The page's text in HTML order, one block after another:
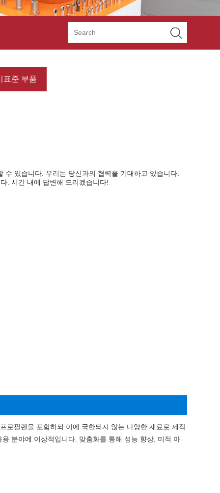
표준 부품
있습니다. 우리는 당신과의 협력을 기대하고 있습니다.
. 시간 내에 답변해 드리겠습니다!
로필렌을 포함하되 이에 국한되지 않는 다양한 재료로 제작
분야에 이상적입니다. 맞춤화를 통해 성능 향상, 미적 아